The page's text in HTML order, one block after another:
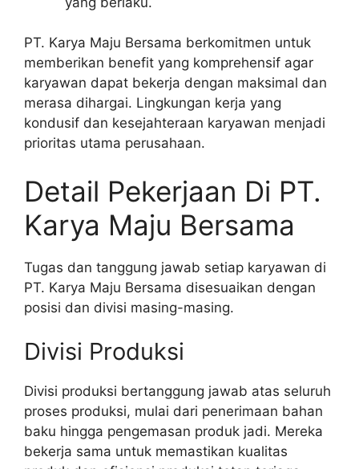
PT. Karya Maju Bersama berkomitmen untuk
memberikan benefit yang komprehensif agar
karyawan dapat bekerja dengan maksimal dan
merasa dihargai. Lingkungan kerja yang
kondusif dan kesejahteraan karyawan menjadi
prioritas utama perusahaan.
Detail Pekerjaan Di PT.
Karya Maju Bersama
Tugas dan tanggung jawab setiap karyawan di
PT. Karya Maju Bersama disesuaikan dengan
posisi dan divisi masing-masing.
Divisi Produksi
Divisi produksi bertanggung jawab atas seluruh
proses produksi, mulai dari penerimaan bahan
baku hingga pengemasan produk jadi. Mereka
bekerja sama untuk memastikan kualitas